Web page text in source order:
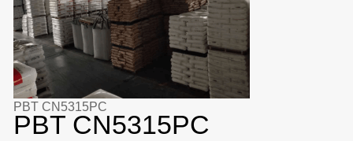
PBT CN5315PC
PBT CN5315PC